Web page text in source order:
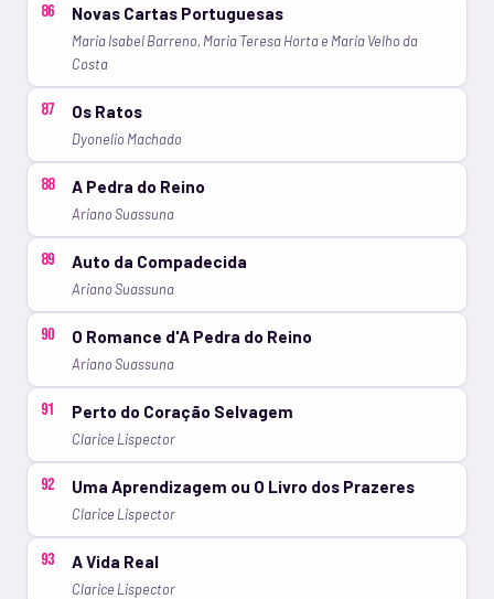
86 Novas Cartas Portuguesas
Maria Isabel Barreno, Maria Teresa Horta e Maria Velho da
Costa
87 Os Ratos
Dyonelio Machado
88 A Pedra do Reino
Ariano Suassuna
89 Auto da Compadecida
Ariano Suassuna
90 O Romance d'A Pedra do Reino
Ariano Suassuna
91 Perto do Coração Selvagem
Clarice Lispector
92 Uma Aprendizagem ou O Livro dos Prazeres
Clarice Lispector
93 A Vida Real
Clarice Lispector